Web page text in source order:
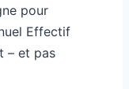
pour
Effectif
– et pas